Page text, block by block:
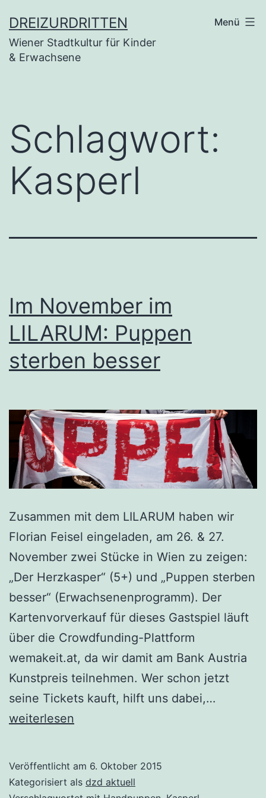
Inhalt
springen
DREIZURDRITTEN
Wiener Stadtkultur für Kinder
& Erwachsene
Menü
Schlagwort:
Kasperl
Im November im
LILARUM: Puppen
sterben besser
Zusammen mit dem LILARUM haben wir
Florian Feisel eingeladen, am 26. & 27.
November zwei Stücke in Wien zu zeigen:
„Der Herzkasper“ (5+) und „Puppen sterben
besser“ (Erwachsenenprogramm). Der
Kartenvorverkauf für dieses Gastspiel läuft
über die Crowdfunding-Plattform
wemakeit.at, da wir damit am Bank Austria
Kunstpreis teilnehmen. Wer schon jetzt
seine Tickets kauft, hilft uns dabei,…
weiterlesen
Veröffentlicht am 6. Oktober 2015
Kategorisiert als dzd aktuell